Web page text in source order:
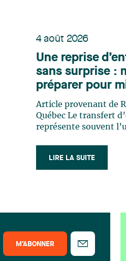
M’ABONNER
4 août 2026
Une reprise
sans surprise :
préparer pour
transférer
Article provenant de
Québec Le transfert
représente souvent
plusieurs cédants et
estiment encore le
LIRE LA SUITE